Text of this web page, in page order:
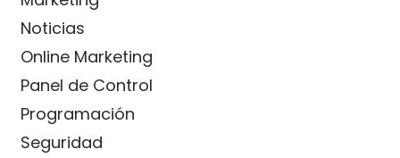
Noticias
Online Marketing
Panel de Control
Programación
Seguridad